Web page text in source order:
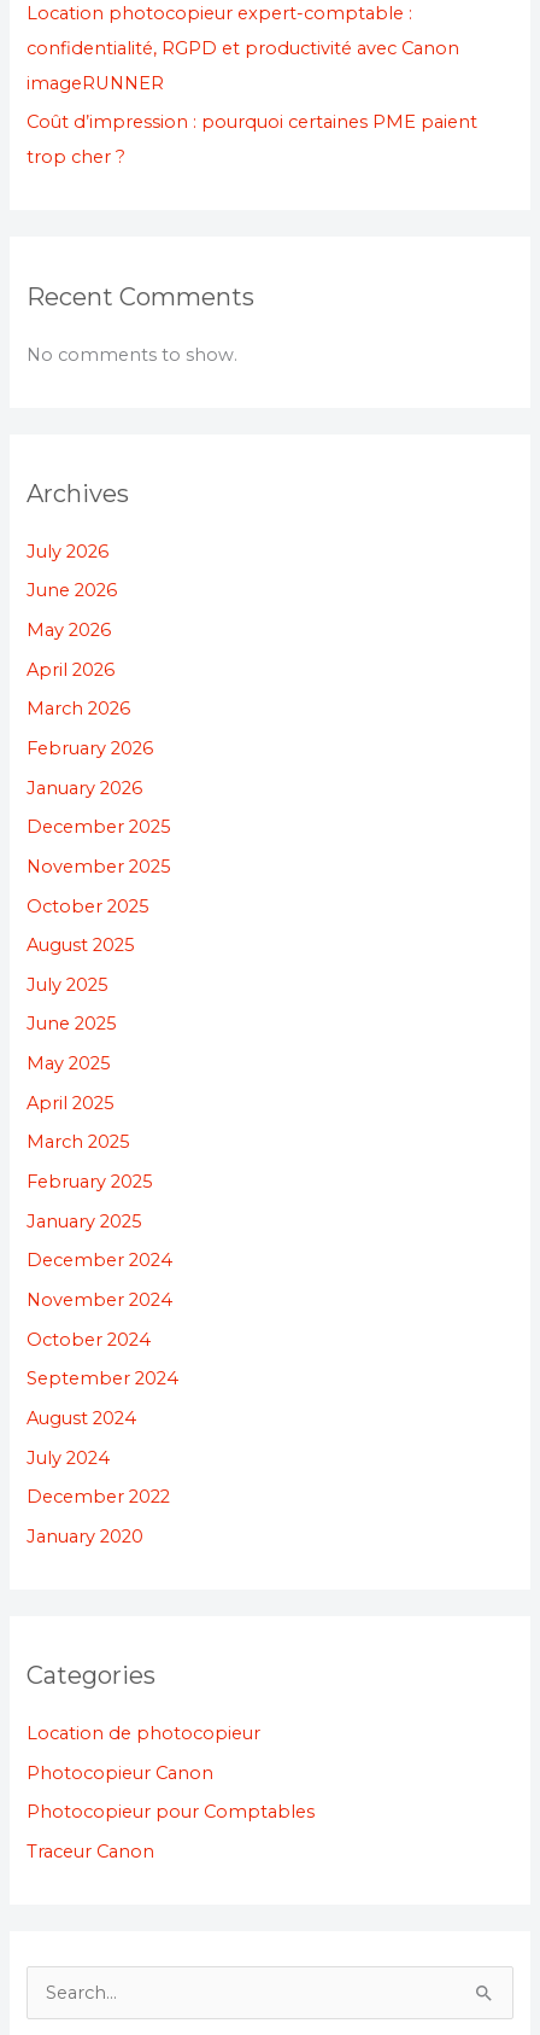
Location photocopieur expert-comptable :
confidentialité, RGPD et productivité avec Canon
imageRUNNER
Coût d’impression : pourquoi certaines PME paient
trop cher ?
Recent Comments
No comments to show.
Archives
July 2026
June 2026
May 2026
April 2026
March 2026
February 2026
January 2026
December 2025
November 2025
October 2025
August 2025
July 2025
June 2025
May 2025
April 2025
March 2025
February 2025
January 2025
December 2024
November 2024
October 2024
September 2024
August 2024
July 2024
December 2022
January 2020
Categories
Location de photocopieur
Photocopieur Canon
Photocopieur pour Comptables
Traceur Canon